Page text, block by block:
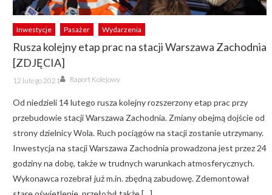
Inwestycje Pasażer Wydarzenia
Rusza kolejny etap prac na stacji Warszawa Zachodnia
[ZDJĘCIA]
Posted
on
12 lutego 2021 Author
Raport Kolejowy
Od niedzieli 14 lutego rusza kolejny rozszerzony etap prac przy
przebudowie stacji Warszawa Zachodnia. Zmiany obejmą dojście od
strony dzielnicy Wola. Ruch pociągów na stacji zostanie utrzymany.
Inwestycja na stacji Warszawa Zachodnia prowadzona jest przez 24
godziny na dobę, także w trudnych warunkach atmosferycznych.
Wykonawca rozebrał już m.in. zbędną zabudowę. Zdemontował